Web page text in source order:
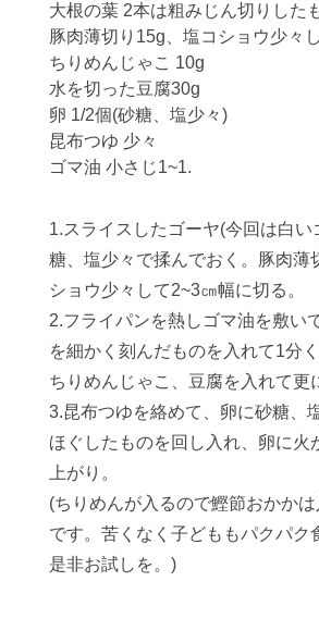
大根の葉 2本は粗みじん切りした
豚肉薄切り15g、塩コショウ少々
ちりめんじゃこ 10g
水を切った豆腐30g
卵 1/2個(砂糖、塩少々)
昆布つゆ 少々
ゴマ油 小さじ1~1.
1.スライスしたゴーヤ(今回は白い
糖、塩少々で揉んでおく。豚肉薄
ショウ少々して2~3㎝幅に切る。
2.フライパンを熱しゴマ油を敷い
を細かく刻んだものを入れて1分
ちりめんじゃこ、豆腐を入れて更
3.昆布つゆを絡めて、卵に砂糖、
ほぐしたものを回し入れ、卵に火
上がり。
(ちりめんが入るので鰹節おかか
です。苦くなく子どももパクパク
是非お試しを。)